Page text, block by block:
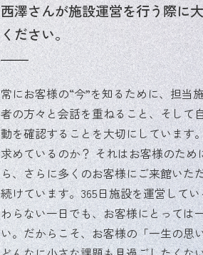
西澤さんが施設運営を行う際に
ください。
常にお客様の“今”を知るために、担当
者の方々と会話を重ねること、そして
動を確認することを大切にしています
求めているのか？ それはお客様のた
ら、さらに多くのお客様にご来館いた
続けています。365日施設を運営して
わらない一日でも、お客様にとっては
い。だからこそ、お客様の「一生の思